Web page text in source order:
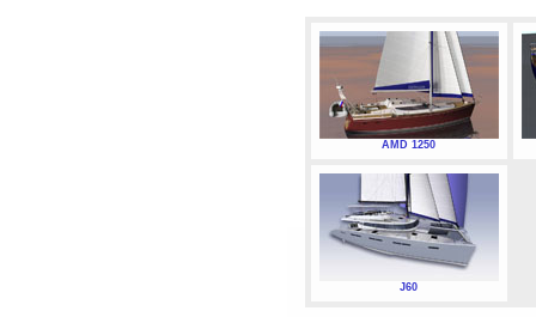
AMD 1250
J60